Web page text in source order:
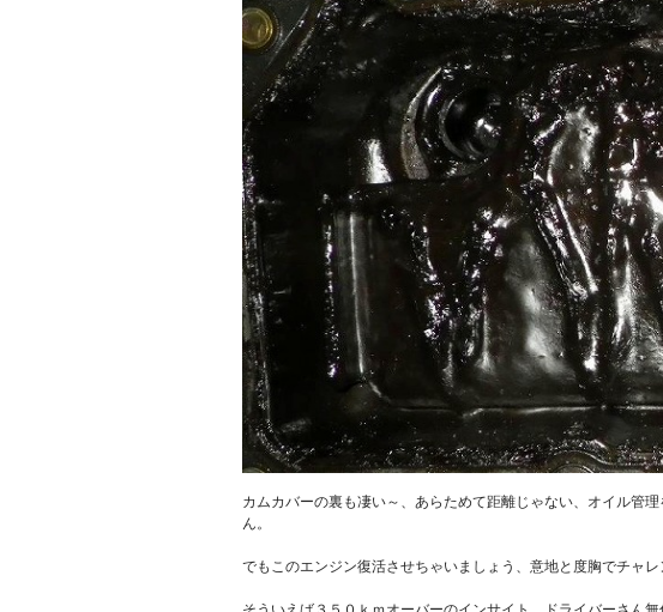
カムカバーの裏も凄い～、あらためて距離じゃない、オイル管
ん。
でもこのエンジン復活させちゃいましょう、意地と度胸でチャ